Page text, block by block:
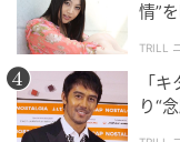
情”
TRILL
「
り“